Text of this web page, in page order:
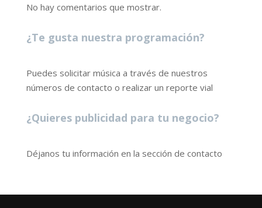
No hay comentarios que mostrar.
¿Te gusta nuestra programación?
Puedes solicitar música a través de nuestros
números de contacto o realizar un reporte vial
¿Quieres publicidad para tu negocio?
Déjanos tu información en la sección de contacto